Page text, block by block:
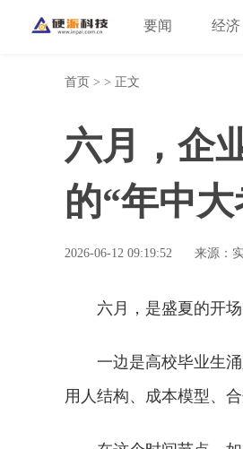
要闻 经济
首页 > > 正文
六月，企
的“年中大
2026-06-12 09:19:52 来源：
六月，是盛夏的开
一边是高校毕业生
用人结构、成本模型、